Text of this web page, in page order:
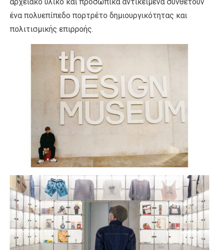
ένα πολυεπίπεδο πορτρέτο δημιουργικότητας και
πολιτισμικής επιρροής.